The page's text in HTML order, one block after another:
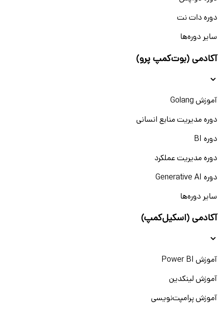
دوره دات نت
سایر دوره‌ها
آکادمی (بوت‌کمپ پرو)
آموزش Golang
دوره مدیریت منابع انسانی
دوره BI
دوره مدیریت عملکرد
دوره Generative AI
سایر دوره‌ها
آکادمی (اسکیل‌کمپ)
آموزش Power BI
آموزش لینکدین
آموزش پرامپت‌نویسی